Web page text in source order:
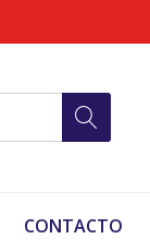
CONTACTO